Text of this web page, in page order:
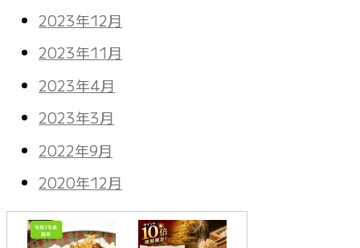
2023年12月
2023年11月
2023年4月
2023年3月
2022年9月
2020年12月